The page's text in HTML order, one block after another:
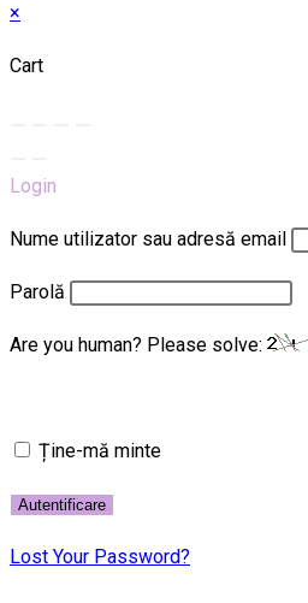
×
Cart
Login
Nume utilizator sau adresă email
Parolă
Are you human? Please solve:
Ține-mă minte
Lost Your Password?